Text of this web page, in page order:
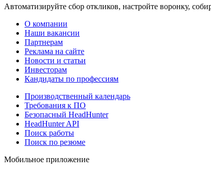
Автоматизируйте сбор откликов, настройте воронку,
О компании
Наши вакансии
Партнерам
Реклама на сайте
Новости и статьи
Инвесторам
Кандидаты по профессиям
Производственный календарь
Требования к ПО
Безопасный HeadHunter
HeadHunter API
Поиск работы
Поиск по резюме
Мобильное приложение